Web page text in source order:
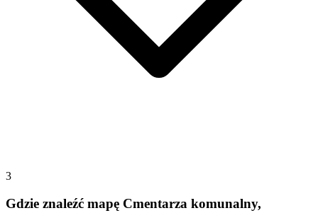
3
Gdzie znaleźć mapę Cmentarza komunalny,